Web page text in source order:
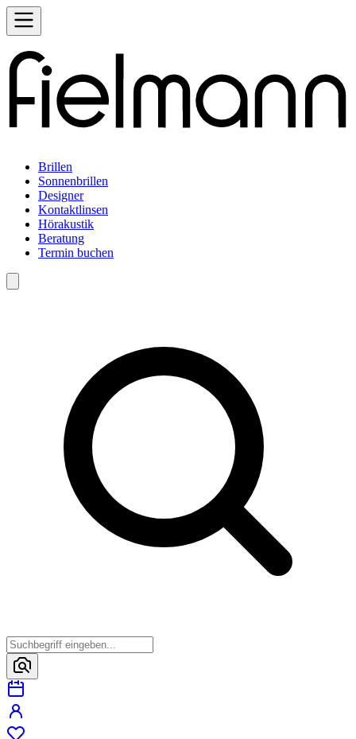
Brillen
Sonnenbrillen
Designer
Kontaktlinsen
Hörakustik
Beratung
Termin buchen